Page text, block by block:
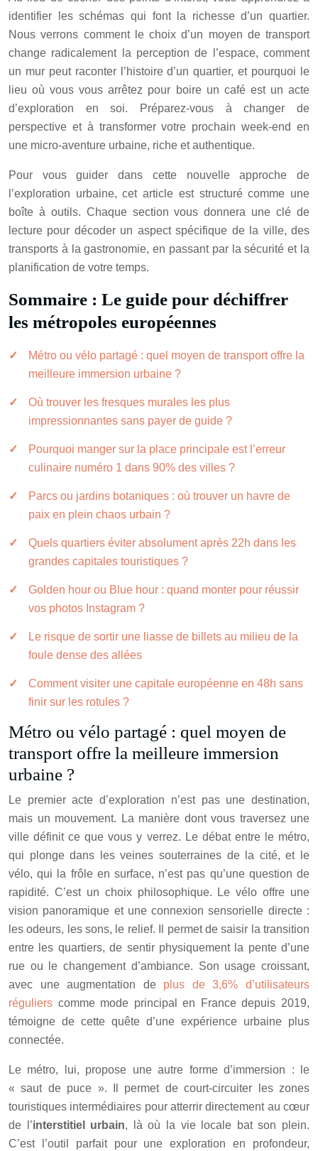
identifier les schémas qui font la richesse d’un quartier.
Nous verrons comment le choix d’un moyen de transport
change radicalement la perception de l’espace, comment
un mur peut raconter l’histoire d’un quartier, et pourquoi le
lieu où vous vous arrêtez pour boire un café est un acte
d’exploration en soi. Préparez-vous à changer de
perspective et à transformer votre prochain week-end en
une micro-aventure urbaine, riche et authentique.
Pour vous guider dans cette nouvelle approche de
l’exploration urbaine, cet article est structuré comme une
boîte à outils. Chaque section vous donnera une clé de
lecture pour décoder un aspect spécifique de la ville, des
transports à la gastronomie, en passant par la sécurité et la
planification de votre temps.
Sommaire : Le guide pour déchiffrer
les métropoles européennes
Métro ou vélo partagé : quel moyen de transport offre la
meilleure immersion urbaine ?
Où trouver les fresques murales les plus
impressionnantes sans payer de guide ?
Pourquoi manger sur la place principale est l’erreur
culinaire numéro 1 dans 90% des villes ?
Parcs ou jardins botaniques : où trouver un havre de
paix en plein chaos urbain ?
Quels quartiers éviter absolument après 22h dans les
grandes capitales touristiques ?
Golden hour ou Blue hour : quand monter pour réussir
vos photos Instagram ?
Le risque de sortir une liasse de billets au milieu de la
foule dense des allées
Comment visiter une capitale européenne en 48h sans
finir sur les rotules ?
Métro ou vélo partagé : quel moyen de
transport offre la meilleure immersion
urbaine ?
Le premier acte d’exploration n’est pas une destination,
mais un mouvement. La manière dont vous traversez une
ville définit ce que vous y verrez. Le débat entre le métro,
qui plonge dans les veines souterraines de la cité, et le
vélo, qui la frôle en surface, n’est pas qu’une question de
rapidité. C’est un choix philosophique. Le vélo offre une
vision panoramique et une connexion sensorielle directe :
les odeurs, les sons, le relief. Il permet de saisir la transition
entre les quartiers, de sentir physiquement la pente d’une
rue ou le changement d’ambiance. Son usage croissant,
avec une augmentation de plus de 3,6% d’utilisateurs
réguliers comme mode principal en France depuis 2019,
témoigne de cette quête d’une expérience urbaine plus
connectée.
Le métro, lui, propose une autre forme d’immersion : le
« saut de puce ». Il permet de court-circuiter les zones
touristiques intermédiaires pour atterrir directement au cœur
de l’interstitiel urbain, là où la vie locale bat son plein.
C’est l’outil parfait pour une exploration en profondeur,